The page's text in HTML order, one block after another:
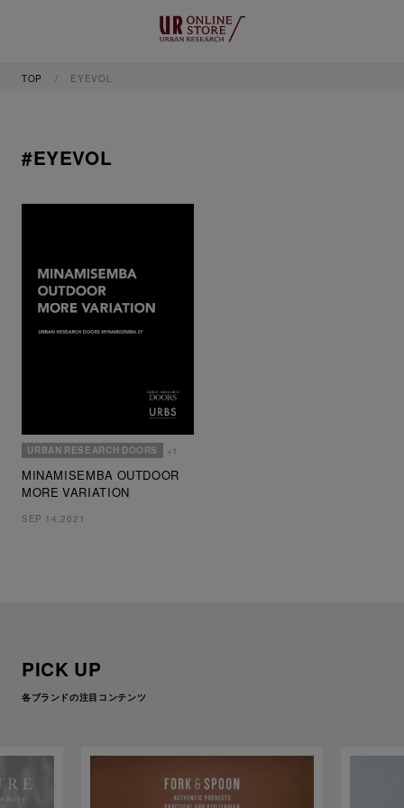
TOP EYEVOL
#EYEVOL
URBAN RESEARCH DOORS +1
MINAMISEMBA OUTDOOR
MORE VARIATION
SEP 14,2021
PICK UP
各ブランドの注目コンテンツ